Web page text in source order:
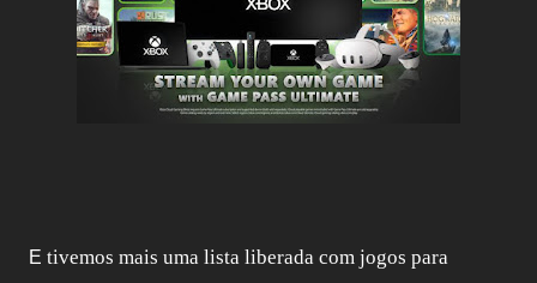
E tivemos mais uma lista liberada com jogos para